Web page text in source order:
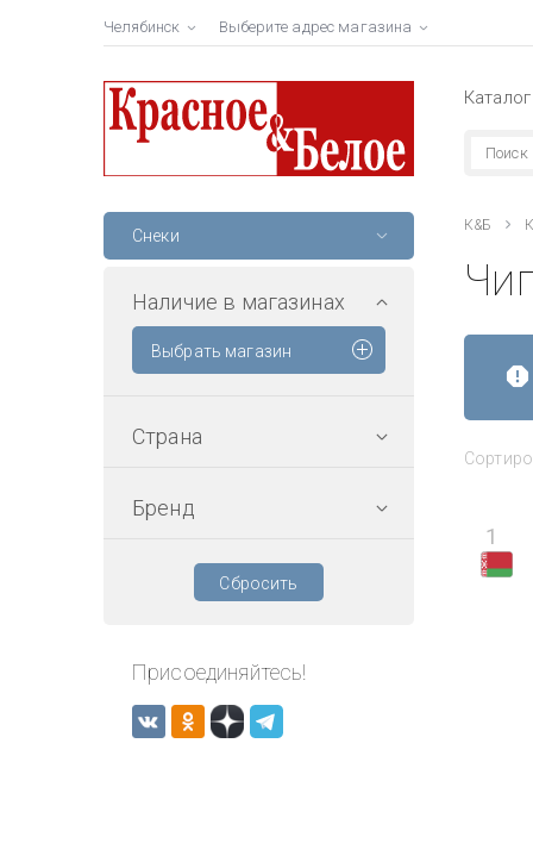
Челябинск Выберите адрес магазина
Каталог
Снеки
Наличие в магазинах
Выбрать магазин
Страна
Бренд
Сбросить
Присоединяйтесь!
К&Б
1